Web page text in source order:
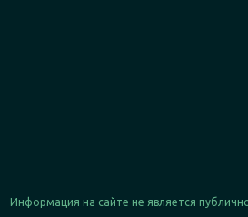
Информация на сайте не является